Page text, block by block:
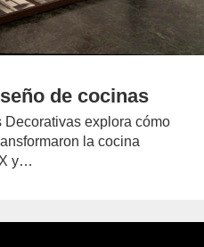
de cocinas
Decorativas explora cómo
la cocina
y…